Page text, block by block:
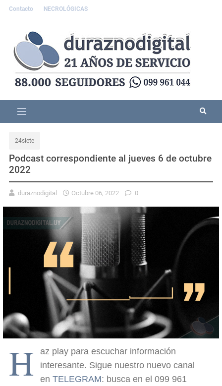
Contacto NECROLÓGICAS
24siete
Podcast correspondiente al jueves 6 de octubre
2022
duraznodigital Octubre 06, 2022 0
H
az play para escuchar información
interesante. Sigue nuestro nuevo canal
en TELEGRAM: busca en el 099 961